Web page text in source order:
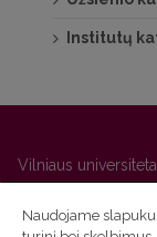
Institutų
Vilniaus
01131 Vilnius
Studijų skyriaus
Naudojame